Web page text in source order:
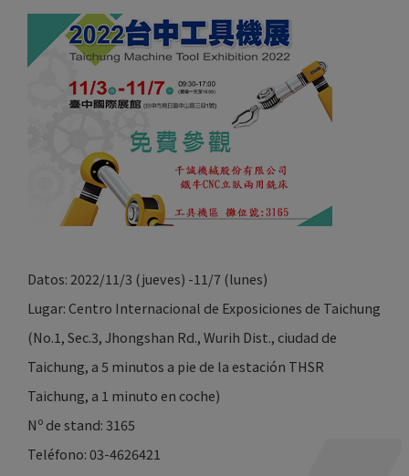
Datos: 2022/11/3 (jueves) -11/7 (lunes)
Lugar: Centro Internacional de Exposiciones de Taichung
(No.1, Sec.3, Jhongshan Rd., Wurih Dist., ciudad de
Taichung, a 5 minutos a pie de la estación THSR
Taichung, a 1 minuto en coche)
Nº de stand: 3165
Teléfono: 03-4626421